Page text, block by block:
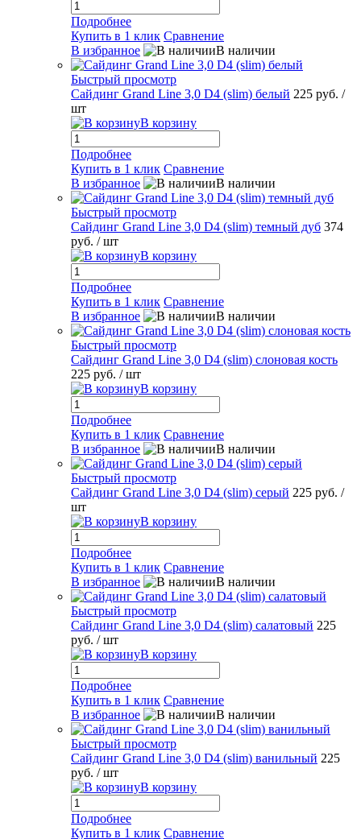
Подробнее
Купить в 1 клик Сравнение
В избранное
В наличии
Быстрый просмотр
Сайдинг Grand Line 3,0 D4 (slim) белый 225 руб. /
шт
В корзину
Подробнее
Купить в 1 клик Сравнение
В избранное
В наличии
Быстрый просмотр
Сайдинг Grand Line 3,0 D4 (slim) темный дуб 374
руб. / шт
В корзину
Подробнее
Купить в 1 клик Сравнение
В избранное
В наличии
Быстрый просмотр
Сайдинг Grand Line 3,0 D4 (slim) слоновая кость
225 руб. / шт
В корзину
Подробнее
Купить в 1 клик Сравнение
В избранное
В наличии
Быстрый просмотр
Сайдинг Grand Line 3,0 D4 (slim) серый 225 руб. /
шт
В корзину
Подробнее
Купить в 1 клик Сравнение
В избранное
В наличии
Быстрый просмотр
Сайдинг Grand Line 3,0 D4 (slim) салатовый 225
руб. / шт
В корзину
Подробнее
Купить в 1 клик Сравнение
В избранное
В наличии
Быстрый просмотр
Сайдинг Grand Line 3,0 D4 (slim) ванильный 225
руб. / шт
В корзину
Подробнее
Купить в 1 клик Сравнение